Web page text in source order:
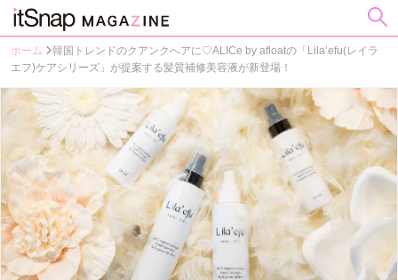
ホーム
韓国トレンドのクアンクへアに♡ALICe by afloatの「Lila’efu(レイラ
エフ)ケアシリーズ」が提案する髪質補修美容液が新登場！